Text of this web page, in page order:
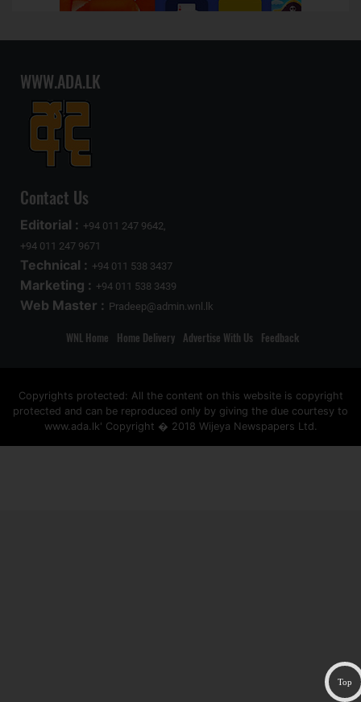
Top
WWW.ADA.LK
Contact Us
Editorial : +94 011 247 9642,
+94 011 247 9671
Technical : +94 011 538 3437
Marketing : +94 011 538 3439
Web Master : Pradeep@admin.wnl.lk
WNL Home Home Delivery Advertise With Us Feedback
Copyrights protected: All the content on this website is copyright
protected and can be reproduced only by giving the due courtesy to
www.ada.lk' Copyright � 2018 Wijeya Newspapers Ltd.